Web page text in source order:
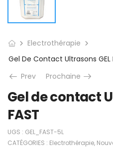
Electrothérapie
Gel De Contact Ultrasons GEL
Prev
Prochaine
Gel de contact
FAST
UGS : GEL_FAST-5L
CATÉGORIES : Electrothérapie,